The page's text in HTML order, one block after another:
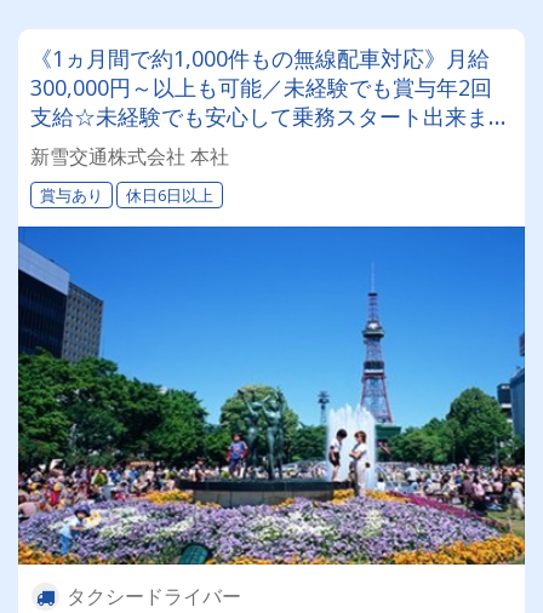
《1ヵ月間で約1,000件もの無線配車対応》月給
300,000円～以上も可能／未経験でも賞与年2回
支給☆未経験でも安心して乗務スタート出来ます
◎札幌で観光ドライバーに挑戦する機会もアリ！
新雪交通株式会社 本社
賞与あり 休日6日以上
タクシードライバー